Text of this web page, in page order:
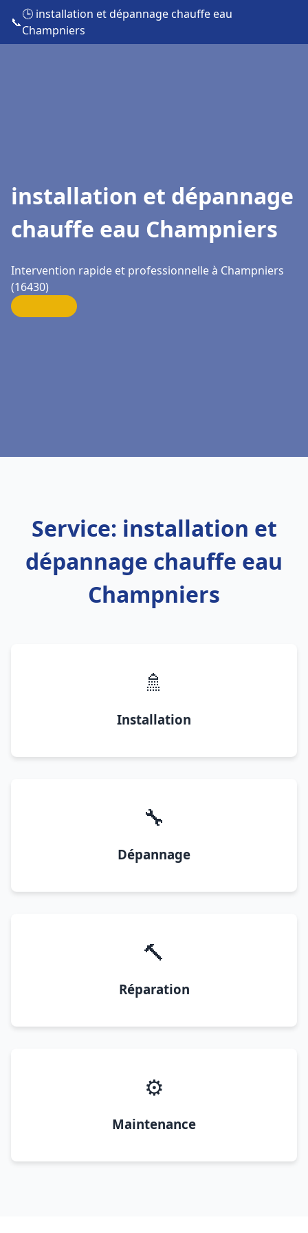
📞
🕒 installation et dépannage chauffe eau
Champniers
installation et dépannage
chauffe eau Champniers
Intervention rapide et professionnelle à Champniers
(16430)
Service: installation et
dépannage chauffe eau
Champniers
🚿
Installation
🔧
Dépannage
🔨
Réparation
⚙️
Maintenance